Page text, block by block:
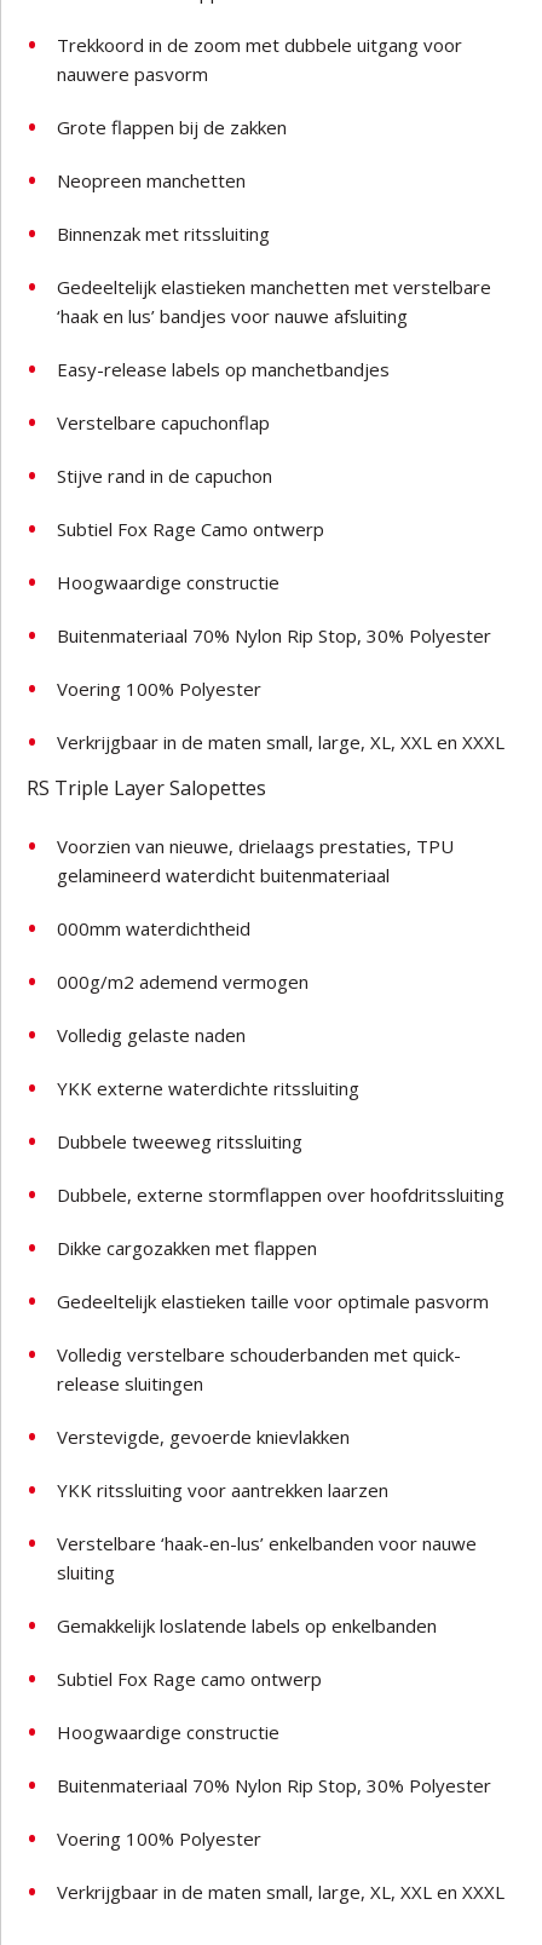
Trekkoord in de zoom met dubbele uitgang voor
nauwere pasvorm
Grote flappen bij de zakken
Neopreen manchetten
Binnenzak met ritssluiting
Gedeeltelijk elastieken manchetten met verstelbare
‘haak en lus’ bandjes voor nauwe afsluiting
Easy-release labels op manchetbandjes
Verstelbare capuchonflap
Stijve rand in de capuchon
Subtiel Fox Rage Camo ontwerp
Hoogwaardige constructie
Buitenmateriaal 70% Nylon Rip Stop, 30% Polyester
Voering 100% Polyester
Verkrijgbaar in de maten small, large, XL, XXL en XXXL
RS Triple Layer Salopettes
Voorzien van nieuwe, drielaags prestaties, TPU
gelamineerd waterdicht buitenmateriaal
000mm waterdichtheid
000g/m2 ademend vermogen
Volledig gelaste naden
YKK externe waterdichte ritssluiting
Dubbele tweeweg ritssluiting
Dubbele, externe stormflappen over hoofdritssluiting
Dikke cargozakken met flappen
Gedeeltelijk elastieken taille voor optimale pasvorm
Volledig verstelbare schouderbanden met quick-
release sluitingen
Verstevigde, gevoerde knievlakken
YKK ritssluiting voor aantrekken laarzen
Verstelbare ‘haak-en-lus’ enkelbanden voor nauwe
sluiting
Gemakkelijk loslatende labels op enkelbanden
Subtiel Fox Rage camo ontwerp
Hoogwaardige constructie
Buitenmateriaal 70% Nylon Rip Stop, 30% Polyester
Voering 100% Polyester
Verkrijgbaar in de maten small, large, XL, XXL en XXXL